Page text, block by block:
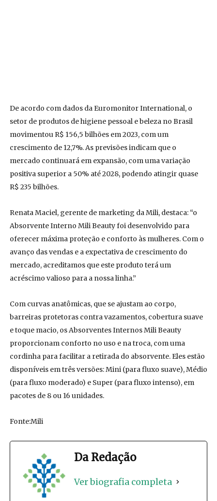
De acordo com dados da Euromonitor International, o
setor de produtos de higiene pessoal e beleza no Brasil
movimentou R$ 156,5 bilhões em 2023, com um
crescimento de 12,7%. As previsões indicam que o
mercado continuará em expansão, com uma variação
positiva superior a 50% até 2028, podendo atingir quase
R$ 235 bilhões.
Renata Maciel, gerente de marketing da Mili, destaca: “o
Absorvente Interno Mili Beauty foi desenvolvido para
oferecer máxima proteção e conforto às mulheres. Com o
avanço das vendas e a expectativa de crescimento do
mercado, acreditamos que este produto terá um
acréscimo valioso para a nossa linha.”
Com curvas anatômicas, que se ajustam ao corpo,
barreiras protetoras contra vazamentos, cobertura suave
e toque macio, os Absorventes Internos Mili Beauty
proporcionam conforto no uso e na troca, com uma
cordinha para facilitar a retirada do absorvente. Eles estão
disponíveis em três versões: Mini (para fluxo suave), Médio
(para fluxo moderado) e Super (para fluxo intenso), em
pacotes de 8 ou 16 unidades.
Fonte:Mili
Da Redação
Ver biografia completa